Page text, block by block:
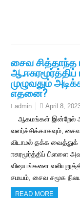
சைவ
முழுவதும்
எதனை?
admin April 8,
ஆகமங்கள் இன்றேல்
வளர்ச்சிக்காகவும்,
விடாமல் தக்க
ஈசுரமூர்த்திப் பி்ளளை
விஷயங்களை
சமயம், சைவ சமூக
READ MORE